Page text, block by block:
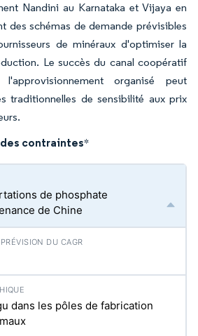
Nandini au Karnataka et Vijaya en
des schémas de demande prévisibles
de minéraux d'optimiser la
Le succès du canal coopératif
organisé peut
traditionnelles de sensibilité aux prix
contraintes*
de phosphate
de Chine
dans les pôles de fabrication